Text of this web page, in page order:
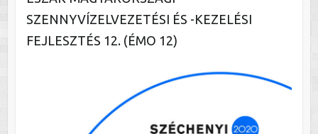
SZENNYVÍZELVEZETÉSI ÉS -KEZELÉSI
FEJLESZTÉS 12. (ÉMO 12)